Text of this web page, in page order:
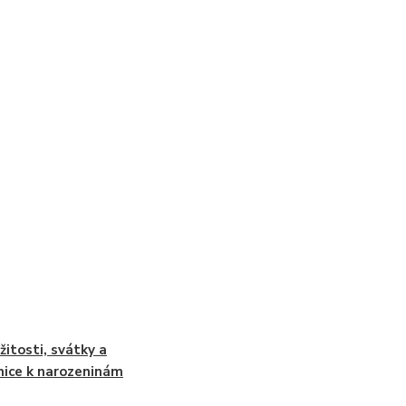
svátky a
k narozeninám